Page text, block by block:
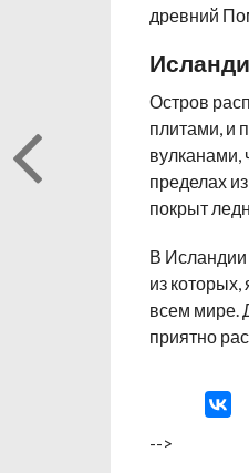
древний
Остров
плитами, и
вулканами,
пределах
покрыт
В Исландии
из
всем мире.
приятно
-->